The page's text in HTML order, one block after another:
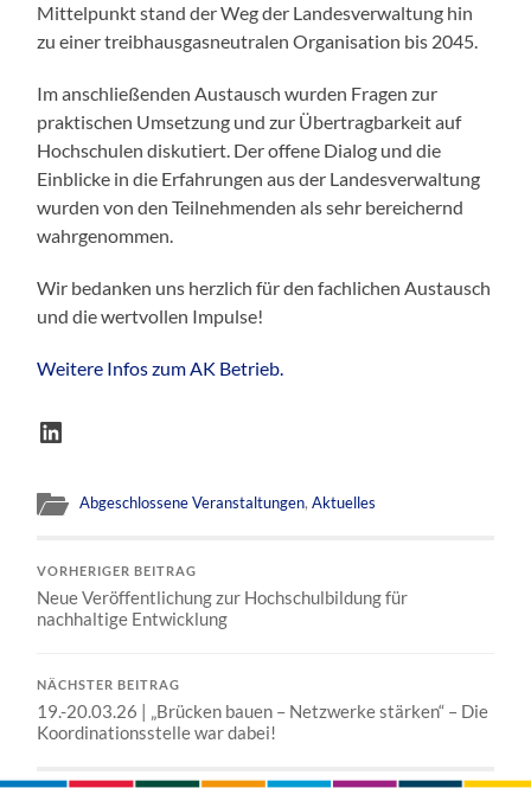
Mittelpunkt stand der Weg der Landesverwaltung hin
zu einer treibhausgasneutralen Organisation bis 2045.
Im anschließenden Austausch wurden Fragen zur
praktischen Umsetzung und zur Übertragbarkeit auf
Hochschulen diskutiert. Der offene Dialog und die
Einblicke in die Erfahrungen aus der Landesverwaltung
wurden von den Teilnehmenden als sehr bereichernd
wahrgenommen.
Wir bedanken uns herzlich für den fachlichen Austausch
und die wertvollen Impulse!
Weitere Infos zum AK Betrieb.
LinkedIn
Abgeschlossene Veranstaltungen,Aktuelles
VORHERIGER BEITRAG
Neue Veröffentlichung zur Hochschulbildung für
nachhaltige Entwicklung
NÄCHSTER BEITRAG
19.-20.03.26 | „Brücken bauen – Netzwerke stärken“ – Die
Koordinationsstelle war dabei!